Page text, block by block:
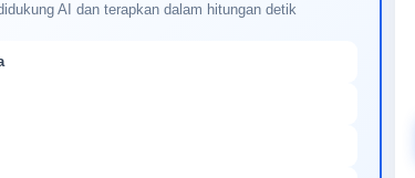
AI dan terapkan dalam hitungan detik